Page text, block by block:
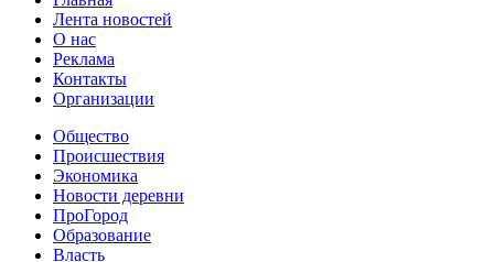
Лента новостей
О нас
Реклама
Контакты
Организации
Общество
Происшествия
Экономика
Новости деревни
ПроГород
Образование
Власть